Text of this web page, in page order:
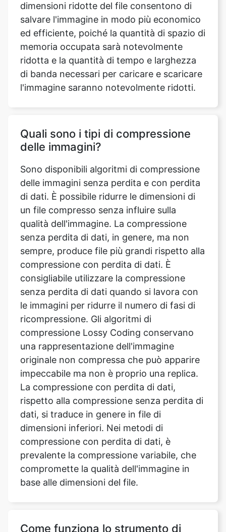
memoria occupata sarà notevolmente
ridotta e la quantità di tempo e larghezza
di banda necessari per caricare e scaricare
l'immagine saranno notevolmente ridotti.
Quali sono i tipi di compressione
Sono disponibili algoritmi di compressione
delle immagini senza perdita e con perdita
un file compresso senza influire sulla
qualità dell'immagine. La compressione
senza perdita di dati, in genere, ma non
sempre, produce file più grandi rispetto alla
compressione con perdita di dati. È
consigliabile utilizzare la compressione
senza perdita di dati quando si lavora con
le immagini per ridurre il numero di fasi di
ricompressione. Gli algoritmi di
compressione Lossy Coding conservano
una rappresentazione dell'immagine
originale non compressa che può apparire
impeccabile ma non è proprio una replica.
La compressione con perdita di dati,
rispetto alla compressione senza perdita di
dati, si traduce in genere in file di
dimensioni inferiori. Nei metodi di
compressione con perdita di dati, è
prevalente la compressione variabile, che
compromette la qualità dell'immagine in
base alle dimensioni del file.
Come funziona lo strumento di